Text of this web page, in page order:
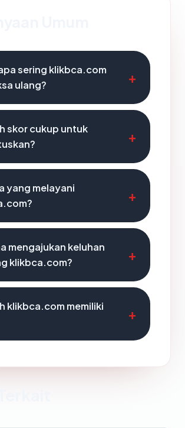
sering klikbca.com
ulang?
skor cukup untuk
yang melayani
mengajukan keluhan
klikbca.com?
klikbca.com memiliki